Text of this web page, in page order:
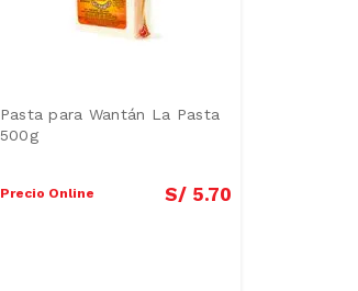
Pasta para Wantán La Pasta
500g
Precio Online S/ 5.70